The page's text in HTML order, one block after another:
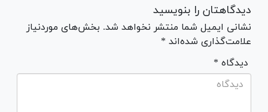
دیدگاهتان را بنویسید
نشانی ایمیل شما منتشر نخواهد شد. بخش‌های موردنیاز
علامت‌گذاری شده‌اند *
* دیدگاه